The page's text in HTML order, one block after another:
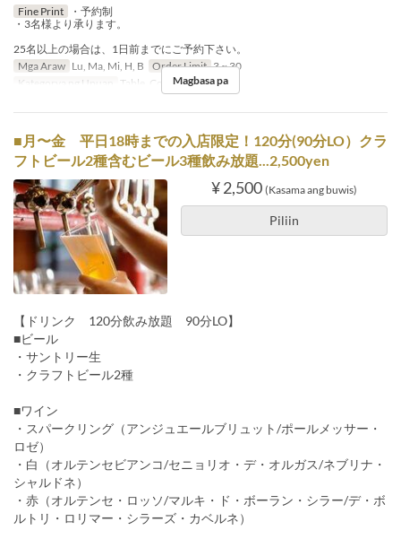
Fine Print
・予約制
・3名様より承ります。
25名以上の場合は、1日前までにご予約下さい。
Mga Araw Lu, Ma, Mi, H, B Order Limit 3 ~ 30
Kategorya ng Upuan
Table, Counter, Terrace
Magbasa pa
■月〜金 平日18時までの入店限定！120分(90分LO）クラ
フトビール2種含むビール3種飲み放題...2,500yen
¥ 2,500 (Kasama ang buwis)
Piliin
【ドリンク 120分飲み放題 90分LO】
■ビール
・サントリー生
・クラフトビール2種
■ワイン
・スパークリング（アンジュエールブリュット/ポールメッサー・
ロゼ）
・白（オルテンセビアンコ/セニョリオ・デ・オルガス/ネブリナ・
シャルドネ）
・赤（オルテンセ・ロッソ/マルキ・ド・ボーラン・シラー/デ・ボ
ルトリ・ロリマー・シラーズ・カベルネ）